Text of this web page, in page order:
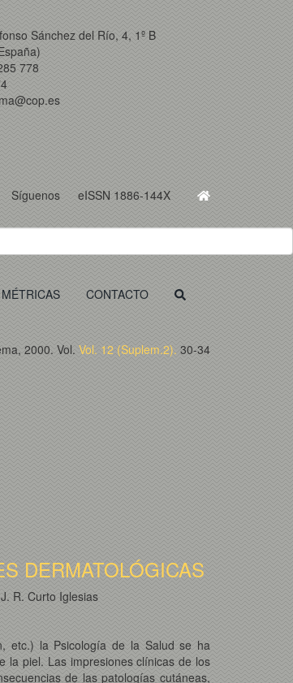
Sánchez del Río, 4, 1º B
778
Síguenos eISSN 1886-144X
MÉTRICAS CONTACTO
2000. Vol. Vol. 12 (Suplem.2). 30-34
DERMATOLÓGICAS
R. Curto Iglesias
etc.) la Psicología de la Salud se ha
la piel. Las impresiones clínicas de los
de las patologías cutáneas,